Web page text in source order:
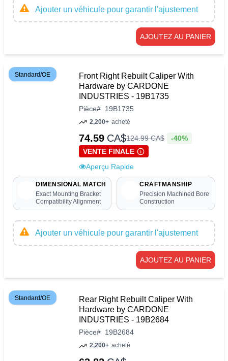
Ajouter un véhicule pour garantir l'ajustement
AJOUTEZ AU PANIER
Standard/OE
Front Right Rebuilt Caliper With
Hardware by CARDONE
INDUSTRIES - 19B1735
Pièce# 19B1735
2,200+ acheté
74.59 CA$124.99CA$
-40%
VENTE FINALE
Aperçu Rapide
DIMENSIONAL MATCH
Exact Mounting Bracket
Compatibility Alignment
CRAFTMANSHIP
Precision Machined Bore
Construction
Ajouter un véhicule pour garantir l'ajustement
AJOUTEZ AU PANIER
Standard/OE
Rear Right Rebuilt Caliper With
Hardware by CARDONE
INDUSTRIES - 19B2684
Pièce# 19B2684
2,200+ acheté